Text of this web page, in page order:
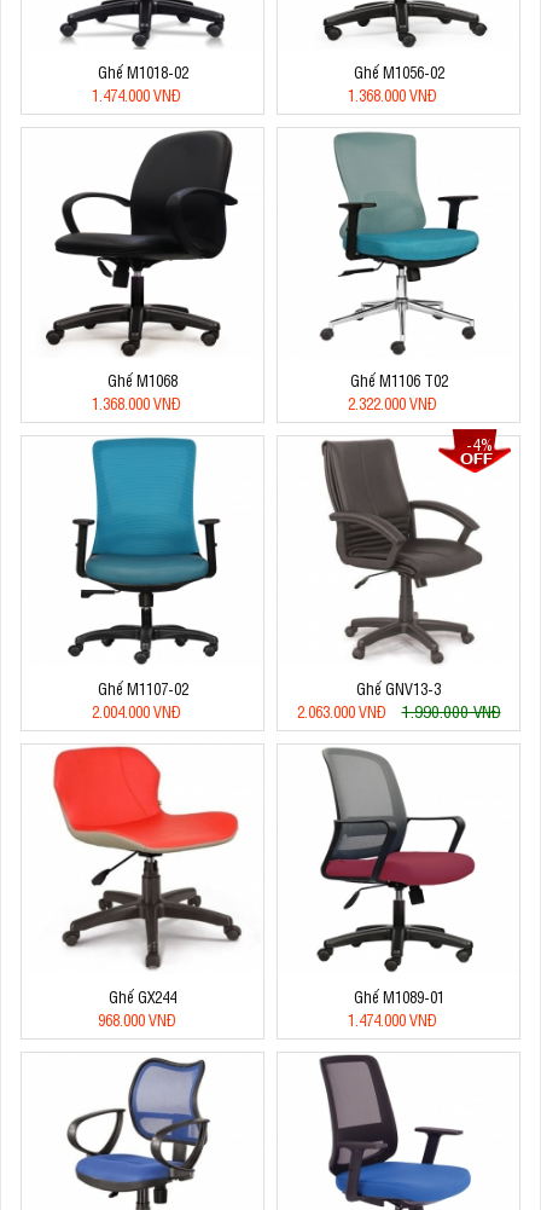
Ghế M1018-02
1.474.000 VNĐ
Ghế M1056-02
1.368.000 VNĐ
Ghế M1068
1.368.000 VNĐ
Ghế M1106 T02
2.322.000 VNĐ
Ghế M1107-02
2.004.000 VNĐ
-4%
Ghế GNV13-3
2.063.000 VNĐ
1.990.000 VNĐ
Ghế GX244
968.000 VNĐ
Ghế M1089-01
1.474.000 VNĐ